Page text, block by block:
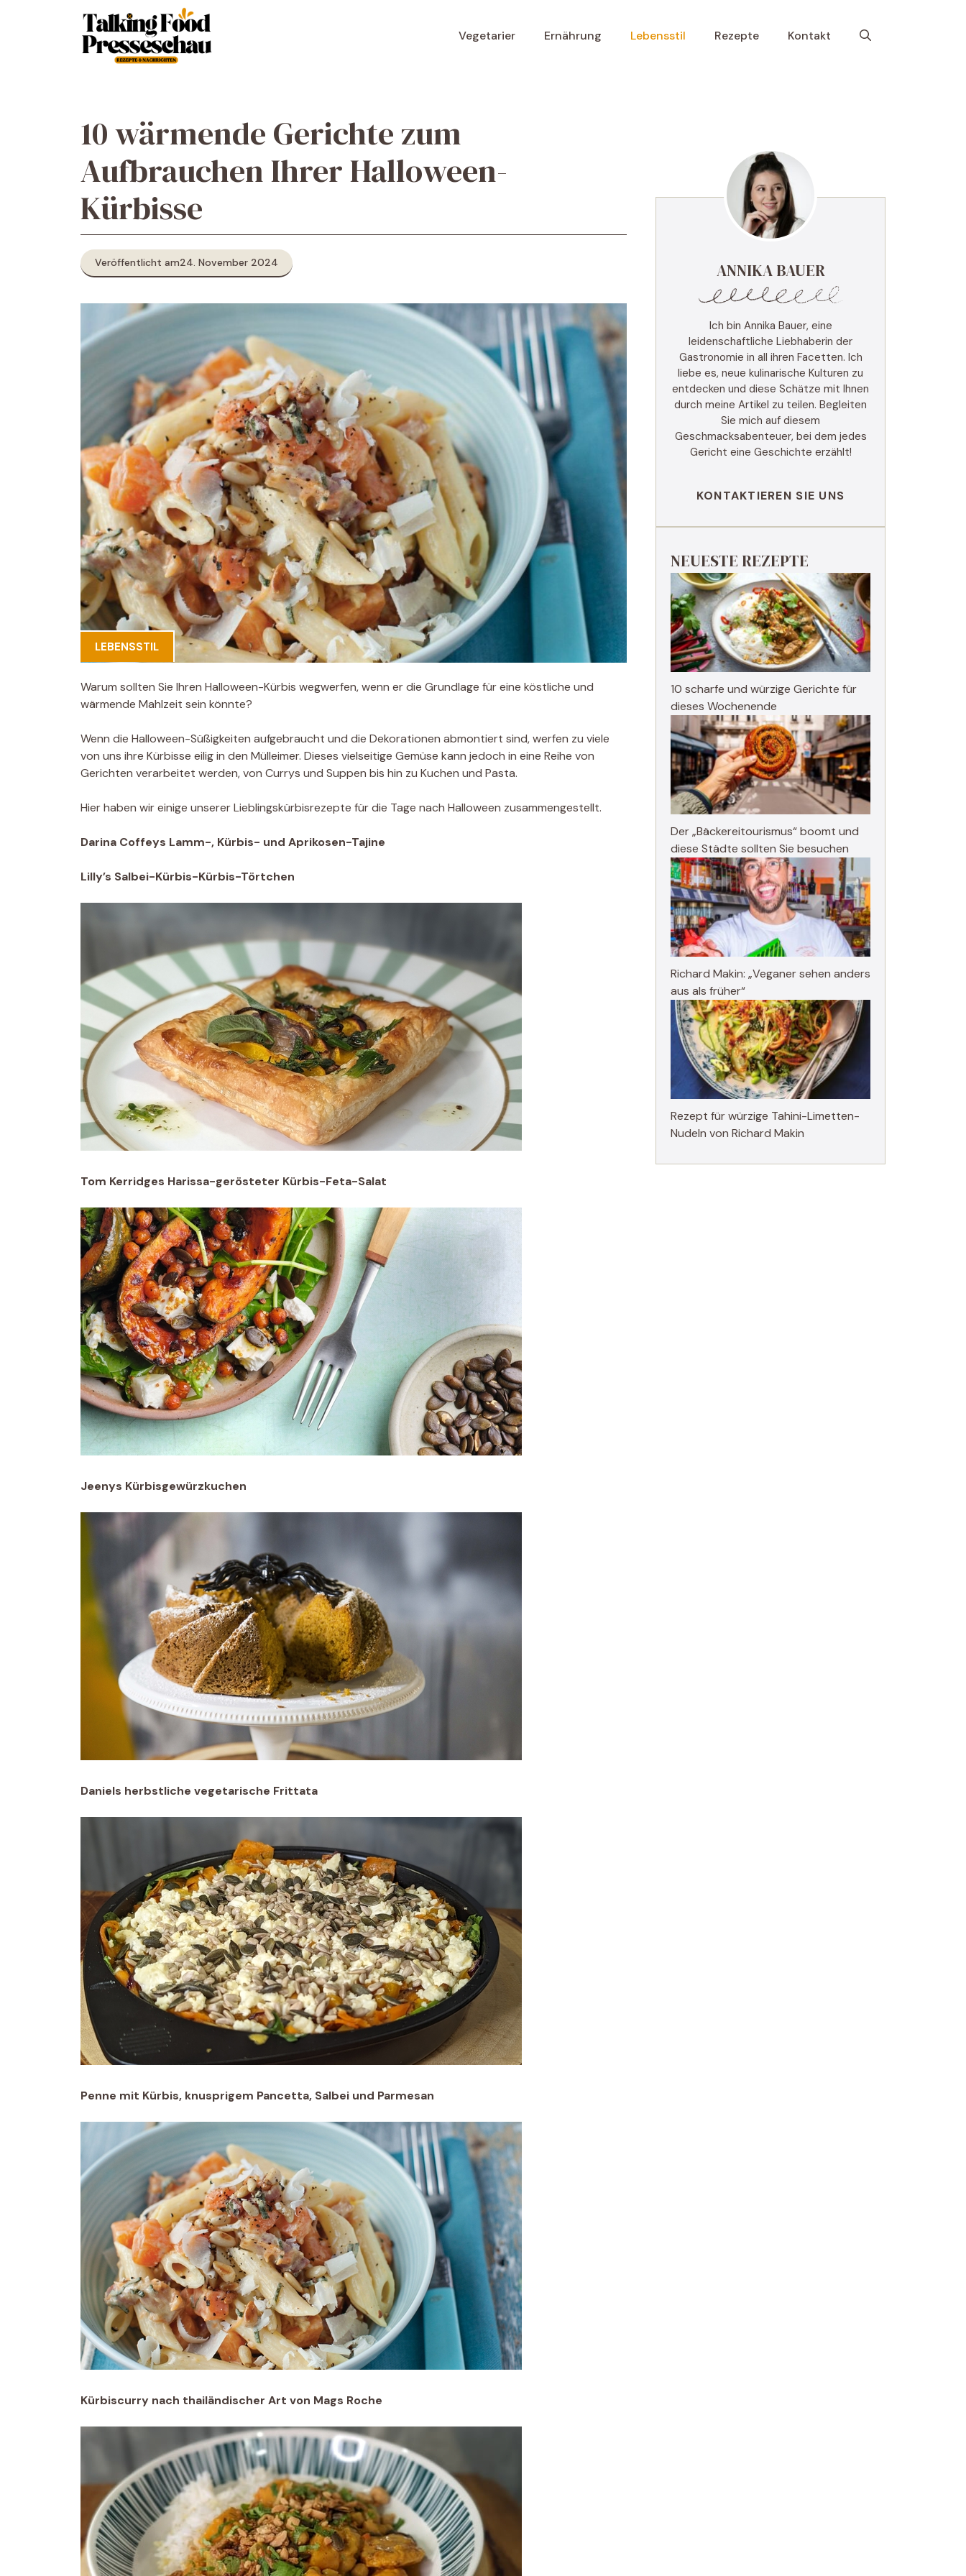
Vegetarier Ernährung Lebensstil Rezepte Kontakt
10 wärmende Gerichte zum
Aufbrauchen Ihrer Halloween-
Kürbisse
Veröffentlicht am24. November 2024
LEBENSSTIL
Warum sollten Sie Ihren Halloween-Kürbis wegwerfen, wenn er die Grundlage für eine köstliche und
wärmende Mahlzeit sein könnte?
Wenn die Halloween-Süßigkeiten aufgebraucht und die Dekorationen abmontiert sind, werfen zu viele
von uns ihre Kürbisse eilig in den Mülleimer. Dieses vielseitige Gemüse kann jedoch in eine Reihe von
Gerichten verarbeitet werden, von Currys und Suppen bis hin zu Kuchen und Pasta.
Hier haben wir einige unserer Lieblingskürbisrezepte für die Tage nach Halloween zusammengestellt.
Darina Coffeys Lamm-, Kürbis- und Aprikosen-Tajine
Lilly’s Salbei-Kürbis-Kürbis-Törtchen
Tom Kerridges Harissa-gerösteter Kürbis-Feta-Salat
Jeenys Kürbisgewürzkuchen
Daniels herbstliche vegetarische Frittata
Penne mit Kürbis, knusprigem Pancetta, Salbei und Parmesan
Kürbiscurry nach thailändischer Art von Mags Roche
ANNIKA BAUER
Ich bin Annika Bauer, eine
leidenschaftliche Liebhaberin der
Gastronomie in all ihren Facetten. Ich
liebe es, neue kulinarische Kulturen zu
entdecken und diese Schätze mit Ihnen
durch meine Artikel zu teilen. Begleiten
Sie mich auf diesem
Geschmacksabenteuer, bei dem jedes
Gericht eine Geschichte erzählt!
KONTAKTIEREN SIE UNS
NEUESTE REZEPTE
10 scharfe und würzige Gerichte für
dieses Wochenende
Der „Bäckereitourismus“ boomt und
diese Städte sollten Sie besuchen
Richard Makin: „Veganer sehen anders
aus als früher“
Rezept für würzige Tahini-Limetten-
Nudeln von Richard Makin